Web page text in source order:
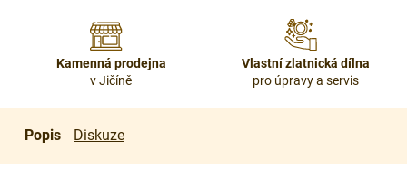
Kamenná prodejna
v Jičíně
Vlastní zlatnická dílna
pro úpravy a servis
Popis Diskuze